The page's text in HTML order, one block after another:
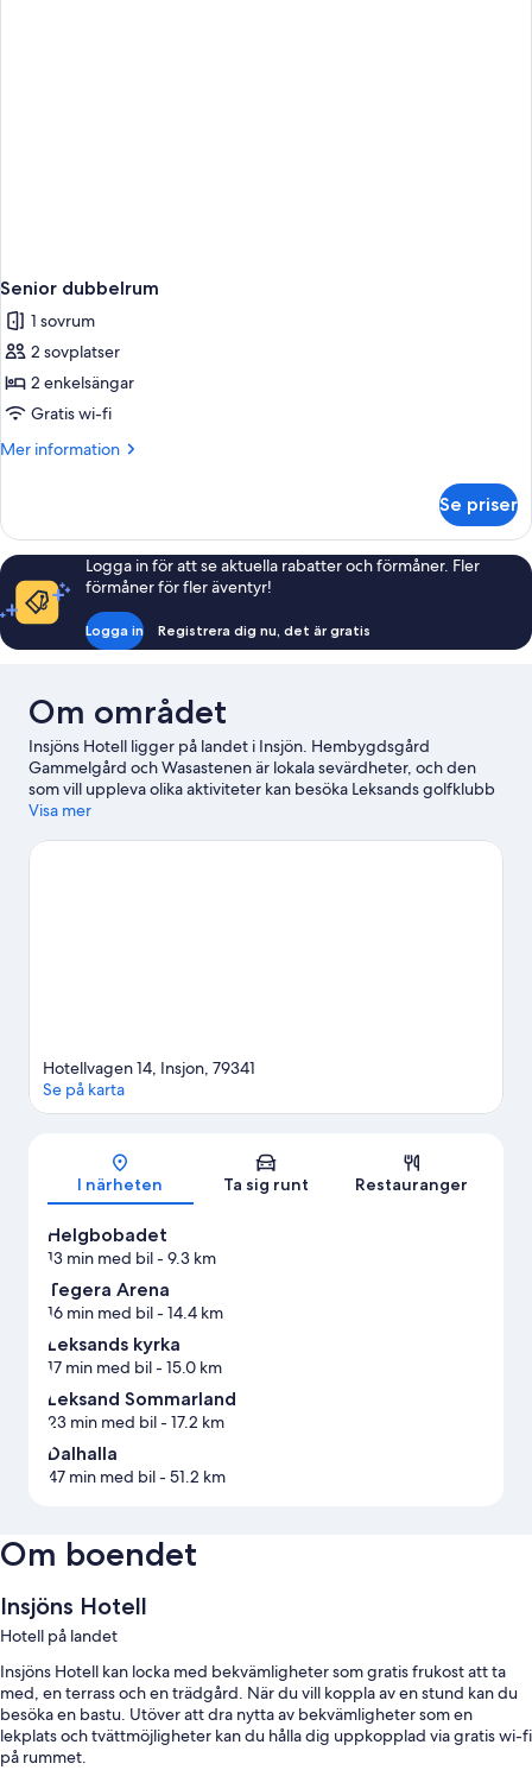
Senior dubbelrum
1 sovrum
2 sovplatser
2 enkelsängar
Gratis wi-fi
Mer information
Mer
dubbelrum
Se priser
Logga in för att se aktuella rabatter och förmåner. Fler
förmåner för fler äventyr!
Logga in Registrera dig nu, det är gratis
Om området
Insjöns Hotell ligger på landet i Insjön. Hembygdsgård
Gammelgård och Wasastenen är lokala sevärdheter, och den
som vill uppleva olika aktiviteter kan besöka Leksands golfklubb
och Granberget. Har du tänkt gå på ett evenemang eller se en
Arena eller Borlänge Energi Arena. Passa på att utforska
Visa mer
Karta
Hotellvagen 14, Insjon, 79341
Se på karta
I närheten Ta sig runt Restauranger
Helgbobadet
13 min med bil- 9.3 km
Tegera Arena
16 min med bil- 14.4 km
Leksands kyrka
17 min med bil- 15.0 km
Leksand Sommarland
23 min med bil- 17.2 km
Dalhalla
47 min med bil- 51.2 km
Om boendet
Insjöns Hotell
Hotell på landet
Insjöns Hotell kan locka med bekvämligheter som gratis frukost att ta
med, en terrass och en trädgård. När du vill koppla av en stund kan du
besöka en bastu. Utöver att dra nytta av bekvämligheter som en
lekplats och tvättmöjligheter kan du hålla dig uppkopplad via gratis wi-fi
på rummet.